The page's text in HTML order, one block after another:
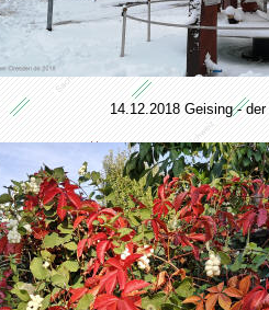
14.12.2018 Geising -